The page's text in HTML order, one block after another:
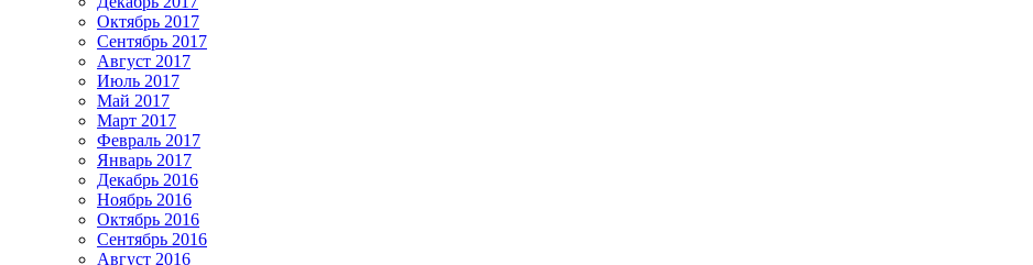
Октябрь 2017
Сентябрь 2017
Август 2017
Июль 2017
Май 2017
Март 2017
Февраль 2017
Январь 2017
Декабрь 2016
Ноябрь 2016
Октябрь 2016
Сентябрь 2016
Август 2016